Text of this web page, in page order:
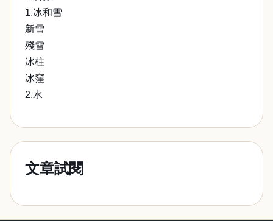
1.冰和雪
新雪
殘雪
冰柱
冰窪
2.水
文章試閱